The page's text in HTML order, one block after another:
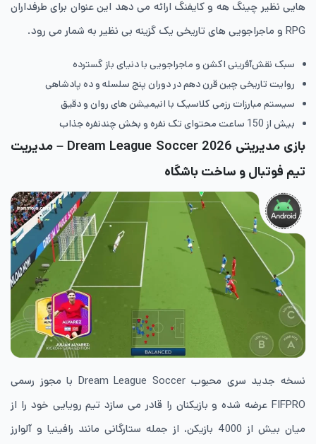
هایی نظیر چینگ هه و کایفنگ ارائه می دهد این عنوان برای طرفداران
RPG و ماجراجویی های تاریخی یک گزینه بی نظیر به شمار می رود.
سبک نقش‌آفرینی اکشن و ماجراجویی با دنیای باز گسترده
روایت تاریخی چین قرن دهم در دوران پنج سلسله و ده پادشاهی
سیستم مبارزات رزمی کلاسیک با انیمیشن های روان و دقیق
بیش از 150 ساعت محتوای تک نفره و بخش چندنفره جذاب
بازی مدیریتی Dream League Soccer 2026 – مدیریت
تیم فوتبال و ساخت باشگاه
نسخه جدید سری محبوب Dream League Soccer با مجوز رسمی
FIFPRO عرضه شده و بازیکنان را قادر می سازد تیم رویایی خود را از
میان بیش از 4000 بازیکن، از جمله ستارگانی مانند رافینیا و آلوارز